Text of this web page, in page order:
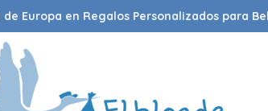
de Europa en Regalos Personalizados para